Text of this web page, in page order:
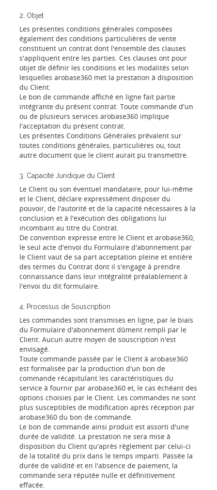
2. Objet
Les présentes conditions générales composées
également des conditions particulières de vente
constituent un contrat dont l'ensemble des clauses
s'appliquent entre les parties. Ces clauses ont pour
objet de définir les conditions et les modalités selon
lesquelles arobase360 met la prestation à disposition
du Client.
Le bon de commande affiché en ligne fait partie
intégrante du présent contrat. Toute commande d'un
ou de plusieurs services arobase360 implique
l'acceptation du présent contrat.
Les présentes Conditions Générales prévalent sur
toutes conditions générales, particulières ou, tout
autre document que le client aurait pu transmettre.
3. Capacité Juridique du Client
Le Client ou son éventuel mandataire, pour lui-même
et le Client, déclare expressément disposer du
pouvoir, de l'autorité et de la capacité nécessaires à la
conclusion et à l'exécution des obligations lui
incombant au titre du Contrat.
De convention expresse entre le Client et arobase360,
le seul acte d'envoi du Formulaire d'abonnement par
le Client vaut de sa part acceptation pleine et entière
des termes du Contrat dont il s'engage à prendre
connaissance dans leur intégralité préalablement à
l'envoi du dit formulaire.
4. Processus de Souscription
Les commandes sont transmises en ligne, par le biais
du Formulaire d'abonnement dûment rempli par le
Client. Aucun autre moyen de souscription n'est
envisagé.
Toute commande passée par le Client à arobase360
est formalisée par la production d'un bon de
commande récapitulant les caractéristiques du
service à fournir par arobase360 et, le cas échéant des
options choisies par le Client. Les commandes ne sont
plus susceptibles de modification après réception par
arobase360 du bon de commande.
Le bon de commande ainsi produit est assorti d'une
durée de validité. La prestation ne sera mise à
disposition du Client qu'après règlement par celui-ci
de la totalité du prix dans le temps imparti. Passée la
durée de validité et en l'absence de paiement, la
commande sera réputée nulle et définitivement
effacée.